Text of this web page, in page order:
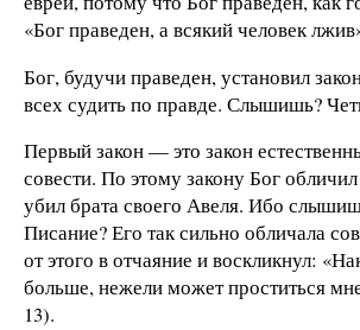
«Бог праведен, а всякий человек
Бог, будучи праведен, установил
всех судить по правде. Слышишь?
Первый закон — это закон
совести. По этому закону Бог
убил брата своего Авеля. Ибо
Писание? Его так сильно обличала
от этого в отчаяние и воскликнул:
больше, нежели может проститься
13).